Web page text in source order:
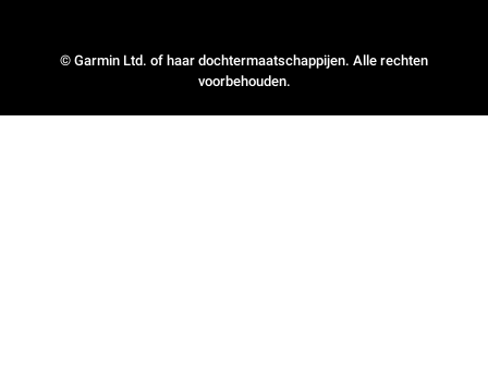
© Garmin Ltd. of haar dochtermaatschappijen. Alle rechten
voorbehouden.